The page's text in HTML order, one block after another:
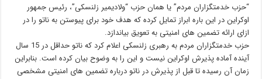
“حزب خدمتگزاران مردم” یا همان حزب “ولادیمیر زلنسکی”، رئیس جمهور
اوکراین در این باره ابراز تمایل کرده که هدف خود برای پیوستن به ناتو را در
ازای ارائه تضمین های امنیتی به تعویق بیاندازد.
حزب خدمتگزاران مردم به رهبری زلنسکی اعلام کرد که ناتو حداقل در 15 سال
آینده آماده پذیرش اوکراین نیست و این را به وضوح بیان کرده است. بنابراین
زمان آن رسیده تا قبل از پذیرش در ناتو درباره تضمین های امنیتی مشخصی